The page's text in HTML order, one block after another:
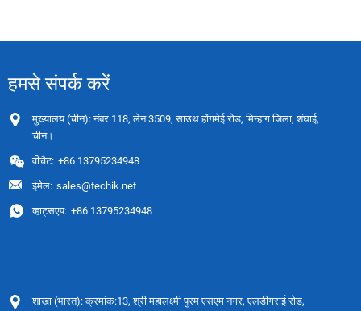
हमसे संपर्क करें
मुख्यालय (चीन): नंबर 118, लेन 3509, साउथ होंगमेई रोड, मिन्हांग जिला, शंघाई,
चीन।
वीचैट: +86 13795234948
ईमेल: sales@techik.net
व्हाट्सएप: +86 13795234948
शाखा (भारत): क्रमांक:13, श्री महालक्ष्मी पुरम एसएम नगर, एलडीगराई रोड,